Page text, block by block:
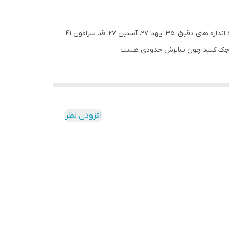
ست سه تیکه‌ی شومیز سرافون دوطبقه وکیف لی جنس: شومیز مازراتی، سرافون و کیف لی تک رنگ طبق عکس سایز: ۳۵_ ۴۰_ ۴۵_ ۵۰ اندازه های دقیق: ۳۵: پهنا ۲۷، آستین ۲۷، قد سرافون ۴۱
افزودن نظر